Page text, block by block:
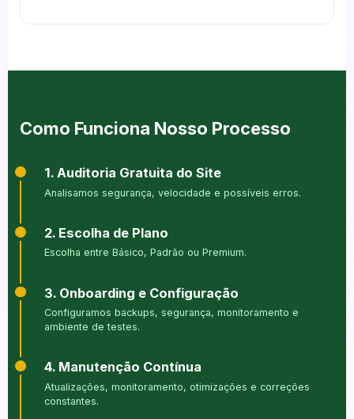
Como Funciona Nosso Processo
1. Auditoria Gratuita do Site
Analisamos segurança, velocidade e possíveis erros.
2. Escolha de Plano
Escolha entre Básico, Padrão ou Premium.
3. Onboarding e Configuração
Configuramos backups, segurança, monitoramento e
ambiente de testes.
4. Manutenção Contínua
Atualizações, monitoramento, otimizações e correções
constantes.